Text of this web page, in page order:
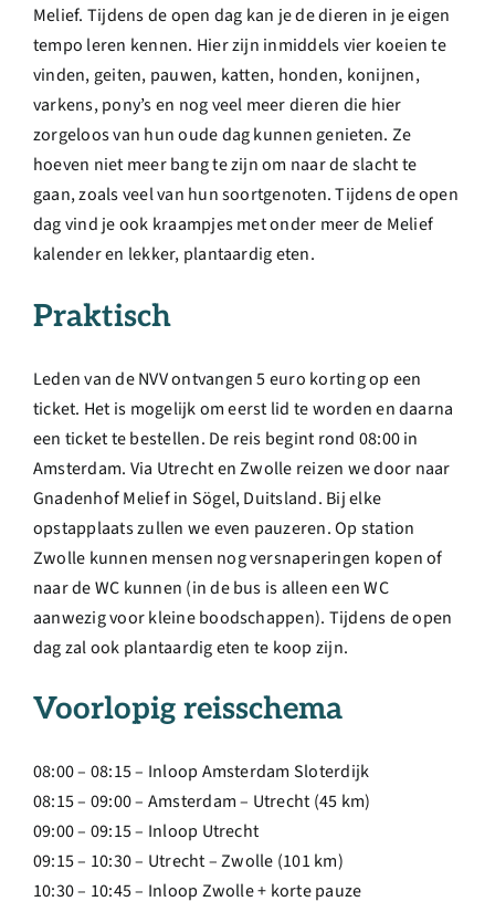
Melief. Tijdens de open dag kan je de dieren in je eigen
tempo leren kennen. Hier zijn inmiddels vier koeien te
vinden, geiten, pauwen, katten, honden, konijnen,
varkens, pony’s en nog veel meer dieren die hier
zorgeloos van hun oude dag kunnen genieten. Ze
hoeven niet meer bang te zijn om naar de slacht te
gaan, zoals veel van hun soortgenoten. Tijdens de open
dag vind je ook kraampjes met onder meer de Melief
kalender en lekker, plantaardig eten.
Praktisch
Leden van de NVV ontvangen 5 euro korting op een
ticket. Het is mogelijk om eerst lid te worden en daarna
een ticket te bestellen. De reis begint rond 08:00 in
Amsterdam. Via Utrecht en Zwolle reizen we door naar
Gnadenhof Melief in Sögel, Duitsland. Bij elke
opstapplaats zullen we even pauzeren. Op station
Zwolle kunnen mensen nog versnaperingen kopen of
naar de WC kunnen (in de bus is alleen een WC
aanwezig voor kleine boodschappen). Tijdens de open
dag zal ook plantaardig eten te koop zijn.
Voorlopig reisschema
08:00 – 08:15 – Inloop Amsterdam Sloterdijk
08:15 – 09:00 – Amsterdam – Utrecht (45 km)
09:00 – 09:15 – Inloop Utrecht
09:15 – 10:30 – Utrecht – Zwolle (101 km)
10:30 – 10:45 – Inloop Zwolle + korte pauze